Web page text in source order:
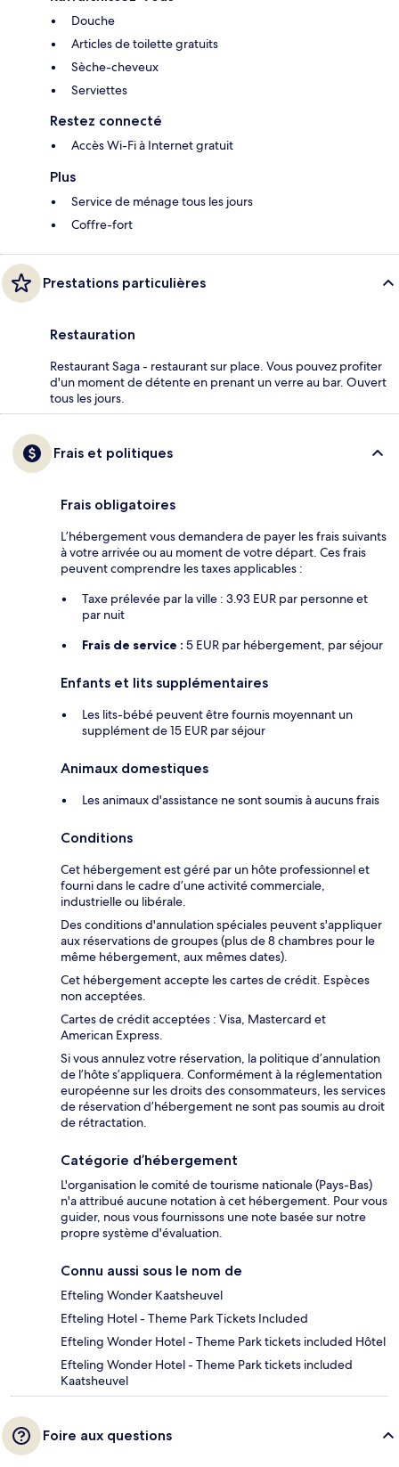
Douche
Articles de toilette gratuits
Sèche-cheveux
Serviettes
Restez connecté
Accès Wi-Fi à Internet gratuit
Plus
Service de ménage tous les jours
Coffre-fort
Prestations particulières
Restauration
Restaurant Saga - restaurant sur place. Vous pouvez profiter
d'un moment de détente en prenant un verre au bar. Ouvert
tous les jours.
Frais et politiques
Frais obligatoires
L’hébergement vous demandera de payer les frais suivants
à votre arrivée ou au moment de votre départ. Ces frais
peuvent comprendre les taxes applicables :
Taxe prélevée par la ville : 3.93 EUR par personne et
par nuit
Frais de service : 5 EUR par hébergement, par séjour
Enfants et lits supplémentaires
Les lits-bébé peuvent être fournis moyennant un
supplément de 15 EUR par séjour
Animaux domestiques
Les animaux d'assistance ne sont soumis à aucuns frais
Conditions
Cet hébergement est géré par un hôte professionnel et
fourni dans le cadre d’une activité commerciale,
industrielle ou libérale.
Des conditions d'annulation spéciales peuvent s'appliquer
aux réservations de groupes (plus de 8 chambres pour le
même hébergement, aux mêmes dates).
Cet hébergement accepte les cartes de crédit. Espèces
non acceptées.
Cartes de crédit acceptées : Visa, Mastercard et
American Express.
Si vous annulez votre réservation, la politique d’annulation
de l’hôte s’appliquera. Conformément à la réglementation
européenne sur les droits des consommateurs, les services
de réservation d’hébergement ne sont pas soumis au droit
de rétractation.
Catégorie d’hébergement
L'organisation le comité de tourisme nationale (Pays-Bas)
n'a attribué aucune notation à cet hébergement. Pour vous
guider, nous vous fournissons une note basée sur notre
propre système d'évaluation.
Connu aussi sous le nom de
Efteling Wonder Kaatsheuvel
Efteling Hotel - Theme Park Tickets Included
Efteling Wonder Hotel - Theme Park tickets included Hôtel
Efteling Wonder Hotel - Theme Park tickets included
Kaatsheuvel
Foire aux questions